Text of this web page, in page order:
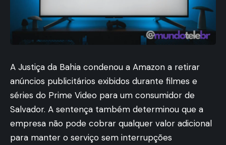
A Justiça da Bahia condenou a Amazon a retirar
anúncios publicitários exibidos durante filmes e
séries do Prime Video para um consumidor de
Salvador. A sentença também determinou que a
empresa não pode cobrar qualquer valor adicional
para manter o serviço sem interrupções